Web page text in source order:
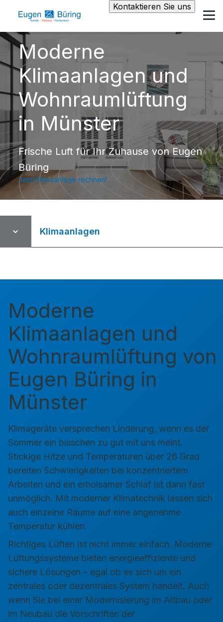
Kontaktieren Sie uns
Moderne
Klimaanlagen und
Wohnraumlüftung
in Münster
Frische Luft für Ihr Zuhause von Eugen
Büring
Jetzt Klimaanlage rechnen!
Klimaanlagen
Moderne
Klimaanlagen und
Wohnraumlüftung von
Eugen Büring in
Münster
Klimageräte versprechen Linderung, wenn es der
Sommer ein bisschen zu gut mit uns meint.
Stickige Hitze und Temperaturen über 26 Grad
bereiten Schwierigkeiten bei konzentriertem
Arbeiten und ein erholsamer Schlaf ist dann fast
unmöglich. Mit moderner Klimatechnik lassen sich
auch einzelne Räume auf eine angenehme
Temperatur kühlen.
Richtiges Lüften ist nicht immer einfach. Moderne
Lüftungssysteme bieten energieeffiziente und
sichere Lösungen – egal ob es sich um ein
zentrales oder dezentrales System handelt. Auch
wenn Sie bei einer Modernisierung im Altbau oder
im Neubau die Vorschriften der